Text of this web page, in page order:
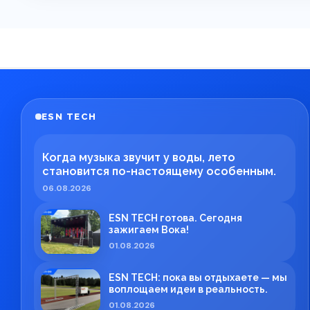
ESN TECH
Когда музыка звучит у воды, лето
становится по-настоящему особенным.
06.08.2026
ESN TECH готова. Сегодня
зажигаем Вока!
01.08.2026
ESN TECH: пока вы отдыхаете — мы
воплощаем идеи в реальность.
01.08.2026